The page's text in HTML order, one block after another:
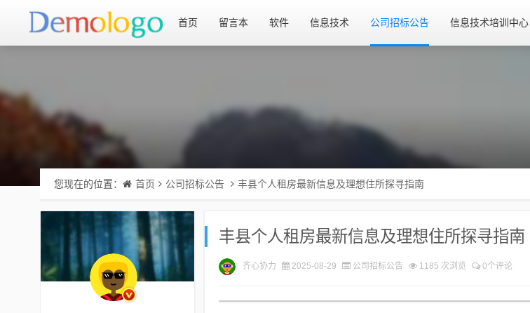
首页 留言本 软件 信息技术 公司招标公告 信息技术培训中心
您现在的位置： 首页 公司招标公告 丰县个人租房最新信息及理想住所探寻指南
丰县个人租房最新信息及理想住所探寻指南
齐心协力 2025-08-29 公司招标公告 1185 次浏览 0个评论